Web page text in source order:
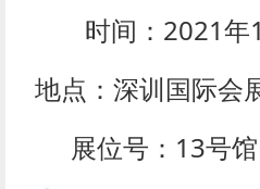
时间：2021年
地点：深训国际会
展位号：13号